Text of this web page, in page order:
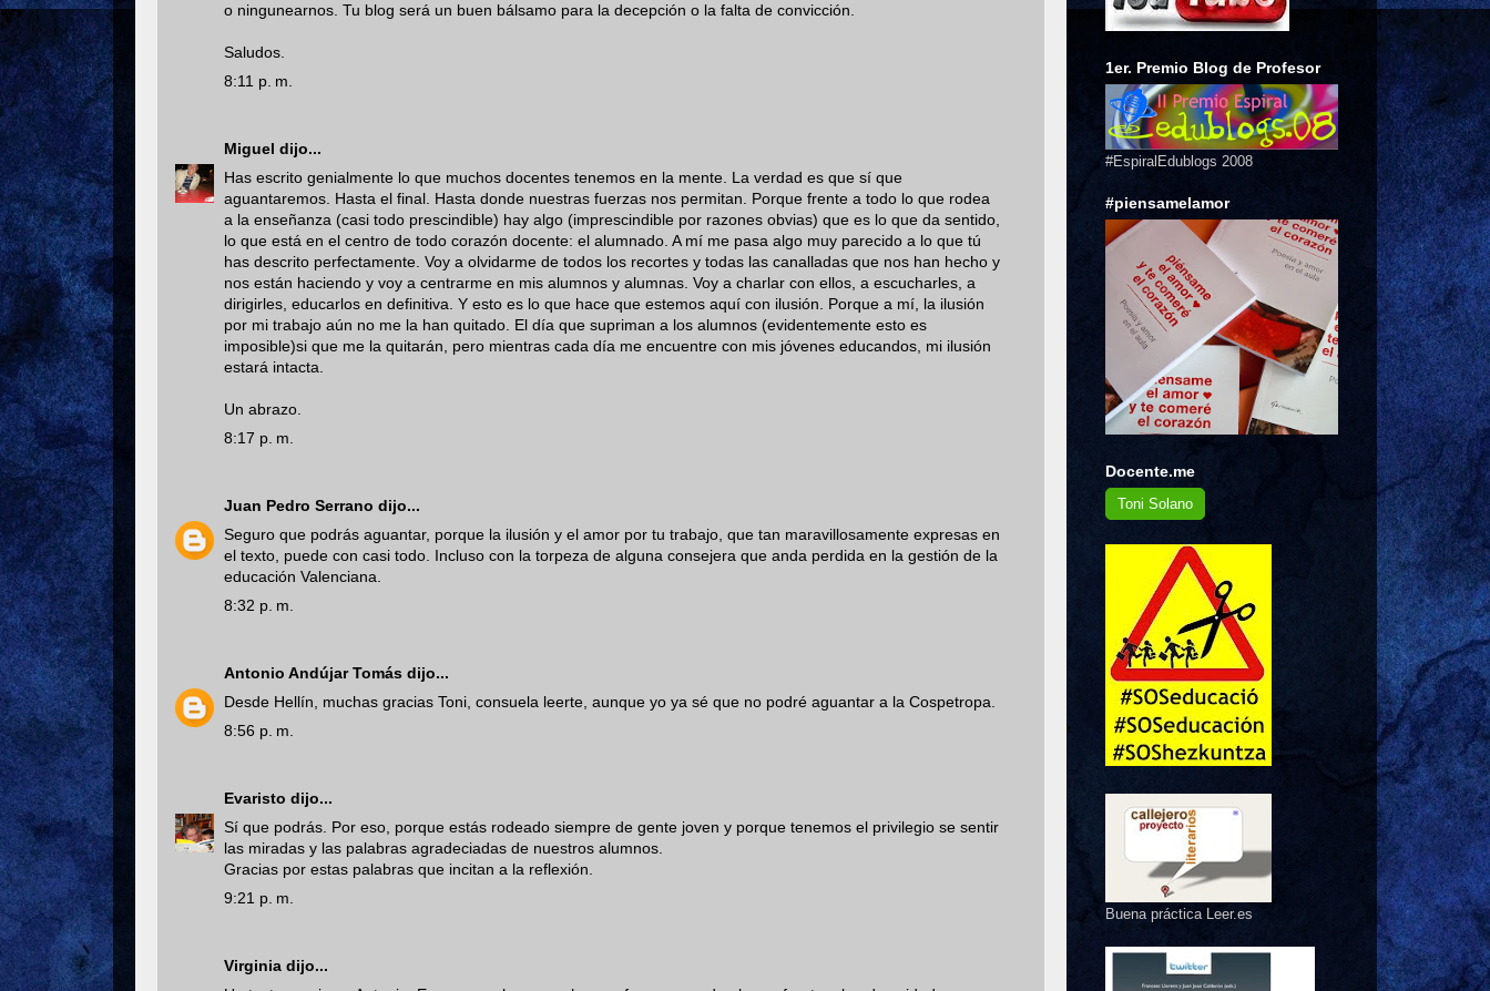
o ningunearnos. Tu blog será un buen bálsamo para la decepción o la falta de convicción.
Saludos.
8:11 p. m.
Miguel dijo...
Has escrito genialmente lo que muchos docentes tenemos en la mente. La verdad es que sí que
aguantaremos. Hasta el final. Hasta donde nuestras fuerzas nos permitan. Porque frente a todo lo que rodea
a la enseñanza (casi todo prescindible) hay algo (imprescindible por razones obvias) que es lo que da sentido,
lo que está en el centro de todo corazón docente: el alumnado. A mí me pasa algo muy parecido a lo que tú
has descrito perfectamente. Voy a olvidarme de todos los recortes y todas las canalladas que nos han hecho y
nos están haciendo y voy a centrarme en mis alumnos y alumnas. Voy a charlar con ellos, a escucharles, a
dirigirles, educarlos en definitiva. Y esto es lo que hace que estemos aquí con ilusión. Porque a mí, la ilusión
por mi trabajo aún no me la han quitado. El día que supriman a los alumnos (evidentemente esto es
imposible)si que me la quitarán, pero mientras cada día me encuentre con mis jóvenes educandos, mi ilusión
estará intacta.
Un abrazo.
8:17 p. m.
Juan Pedro Serrano dijo...
Seguro que podrás aguantar, porque la ilusión y el amor por tu trabajo, que tan maravillosamente expresas en
el texto, puede con casi todo. Incluso con la torpeza de alguna consejera que anda perdida en la gestión de la
educación Valenciana.
8:32 p. m.
Antonio Andújar Tomás dijo...
Desde Hellín, muchas gracias Toni, consuela leerte, aunque yo ya sé que no podré aguantar a la Cospetropa.
8:56 p. m.
Evaristo dijo...
Sí que podrás. Por eso, porque estás rodeado siempre de gente joven y porque tenemos el privilegio se sentir
las miradas y las palabras agradeciadas de nuestros alumnos.
Gracias por estas palabras que incitan a la reflexión.
9:21 p. m.
Virginia dijo...
1er. Premio Blog de Profesor
#EspiralEdublogs 2008
#piensamelamor
Docente.me
Toni Solano
Buena práctica Leer.es